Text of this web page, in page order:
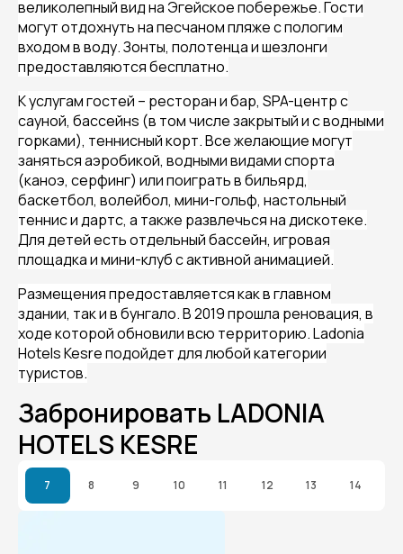
великолепный вид на Эгейское побережье. Гости
могут отдохнуть на песчаном пляже с пологим
входом в воду. Зонты, полотенца и шезлонги
предоставляются бесплатно.
К услугам гостей – ресторан и бар, SPA-центр с
сауной, бассейнs (в том числе закрытый и с водными
горками), теннисный корт. Все желающие могут
заняться аэробикой, водными видами спорта
(каноэ, серфинг) или поиграть в бильярд,
баскетбол, волейбол, мини-гольф, настольный
теннис и дартс, а также развлечься на дискотеке.
Для детей есть отдельный бассейн, игровая
площадка и мини-клуб с активной анимацией.
Размещения предоставляется как в главном
здании, так и в бунгало. В 2019 прошла реновация, в
ходе которой обновили всю территорию.Ladonia
Hotels Kesre подойдет для любой категории
туристов.
Забронировать LADONIA
HOTELS KESRE
7 8 9 10 11 12 13 14